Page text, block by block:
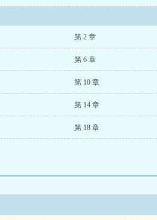
第 2 章
第 6 章
第 10 章
第 14 章
第 18 章